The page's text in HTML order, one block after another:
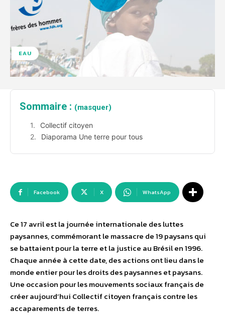
EAU
Sommaire : (masquer)
Collectif citoyen
Diaporama Une terre pour tous
Facebook X WhatsApp
Ce 17 avril est la journée internationale des luttes
paysannes, commémorant le massacre de 19 paysans qui
se battaient pour la terre et la justice au Brésil en 1996.
Chaque année à cette date, des actions ont lieu dans le
monde entier pour les droits des paysannes et paysans.
Une occasion pour les mouvements sociaux français de
créer aujourd’hui Collectif citoyen français contre les
accaparements de terres.